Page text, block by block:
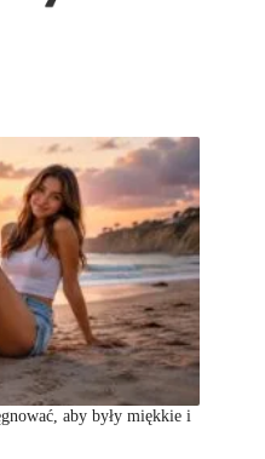
aby były miękkie i